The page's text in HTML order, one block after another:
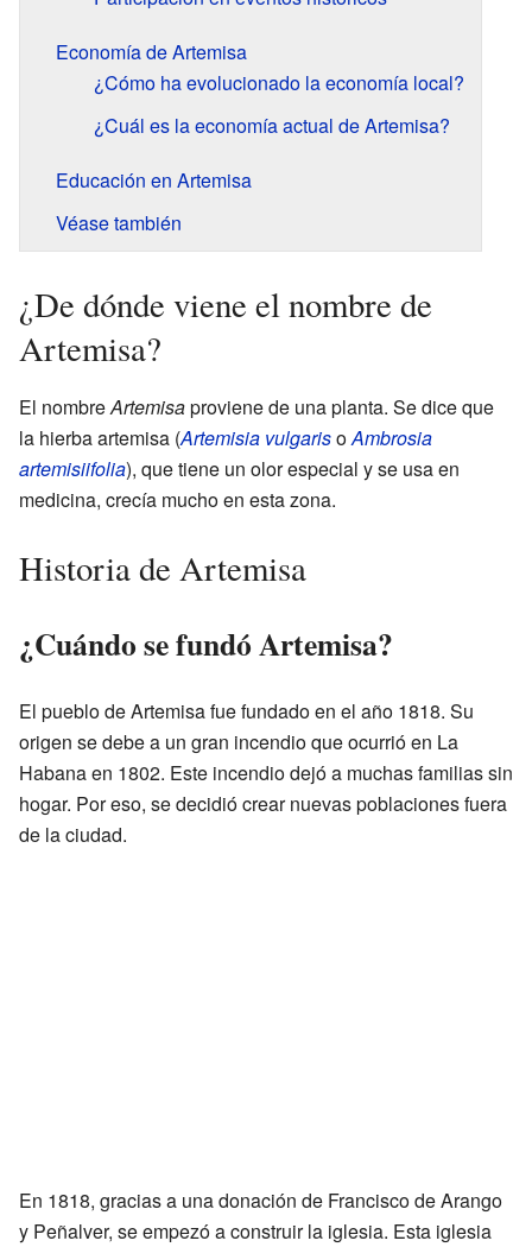
Economía de Artemisa
¿Cómo ha evolucionado la economía local?
¿Cuál es la economía actual de Artemisa?
Educación en Artemisa
Véase también
¿De dónde viene el nombre de
Artemisa?
El nombreArtemisaproviene de una planta. Se dice que
la hierba artemisa (Artemisia vulgarisoAmbrosia
artemisiifolia), que tiene un olor especial y se usa en
medicina, crecía mucho en esta zona.
Historia de Artemisa
¿Cuándo se fundó Artemisa?
El pueblo de Artemisa fue fundado en el año 1818. Su
origen se debe a un gran incendio que ocurrió en La
Habana en 1802. Este incendio dejó a muchas familias sin
hogar. Por eso, se decidió crear nuevas poblaciones fuera
de la ciudad.
En 1818, gracias a una donación de Francisco de Arango
y Peñalver, se empezó a construir la iglesia. Esta iglesia